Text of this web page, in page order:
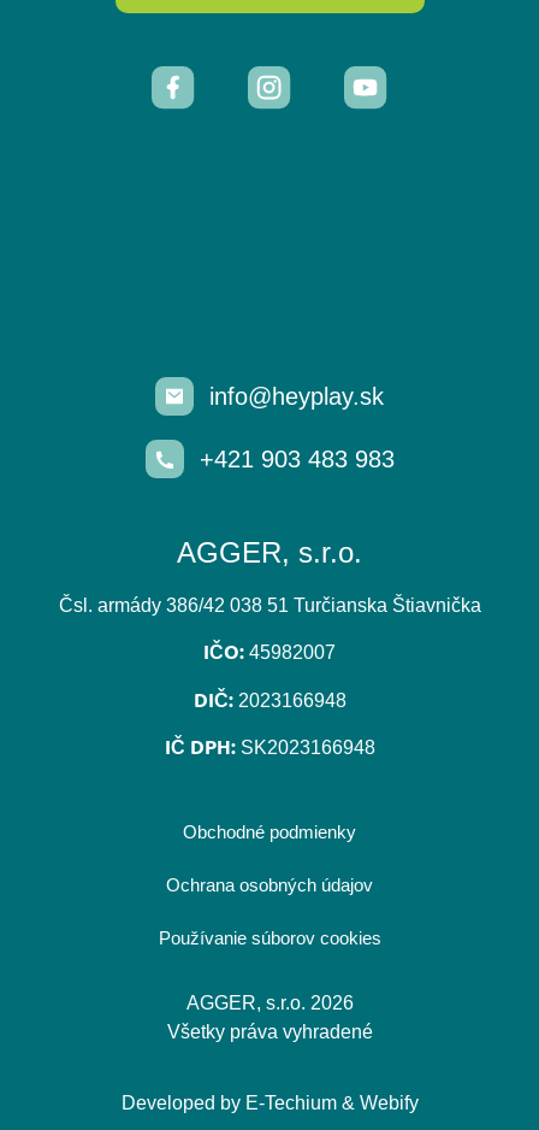
info@heyplay.sk
+421 903 483 983
AGGER, s.r.o.
Čsl. armády 386/42 038 51 Turčianska Štiavnička
IČO: 45982007
DIČ: 2023166948
IČ DPH: SK2023166948
Obchodné podmienky
Ochrana osobných údajov
Používanie súborov cookies
AGGER, s.r.o. 2026
Všetky práva vyhradené
Developed by E-Techium& Webify